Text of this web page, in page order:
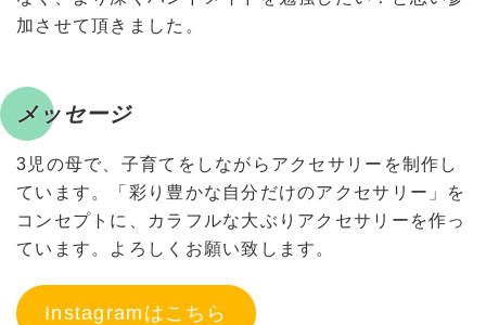
加させて頂きました。
メッセージ
3児の母で、子育てをしながらアクセサリーを制作し
ています。「彩り豊かな自分だけのアクセサリー」を
コンセプトに、カラフルな大ぶりアクセサリーを作っ
ています。よろしくお願い致します。
Instagramはこちら